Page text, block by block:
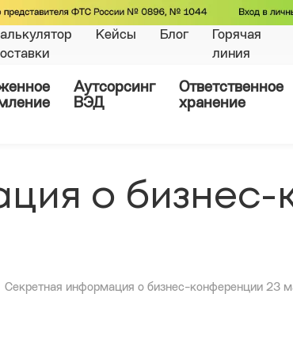
Кейсы Блог
Горячая
линия
Аутсорсинг
ВЭД
Ответственное
хранение
о бизнес-
Секретная информация о бизнес-конференции 23